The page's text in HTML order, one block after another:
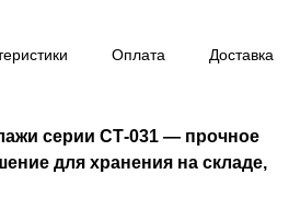
Оплата Доставка
серии СТ-031 — прочное
для хранения на складе,